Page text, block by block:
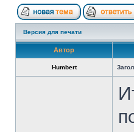
Версия для печати
Автор
Humbert